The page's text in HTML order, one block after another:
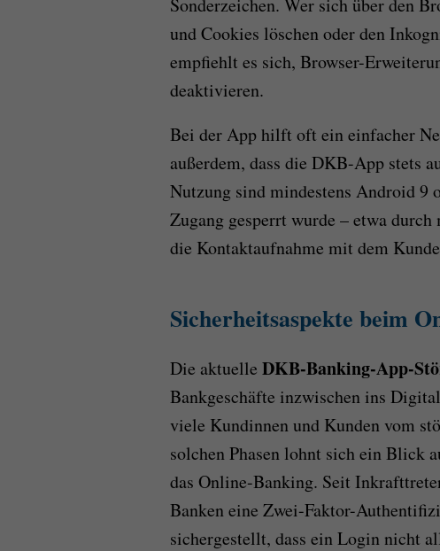
Sonderzeichen. Wer sich über den
und Cookies löschen oder den
empfiehlt es sich, Browser-
deaktivieren.
Bei der App hilft oft ein einfacher
außerdem, dass die DKB-App stets
Nutzung sind mindestens Android 9
Zugang gesperrt wurde – etwa
die Kontaktaufnahme mit dem
Sicherheitsaspekte beim
Die aktuelle DKB-Banking-App-
Bankgeschäfte inzwischen ins
viele Kundinnen und Kunden vom
solchen Phasen lohnt sich ein Blick
das Online-Banking. Seit
Banken eine Zwei-Faktor-
sichergestellt, dass ein Login nicht